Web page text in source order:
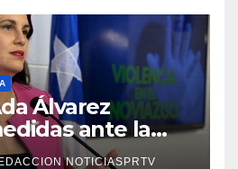
Álvarez
ante la
el noviazgo
NOTICIASPRTV